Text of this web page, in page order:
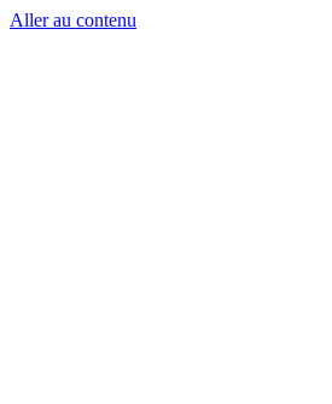
Aller au contenu